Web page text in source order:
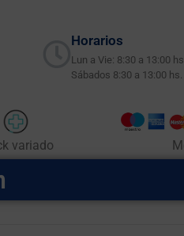
Horarios
Lun a Vie: 8:30 a 13:00
Sábados 8:30 a 13:00
variado